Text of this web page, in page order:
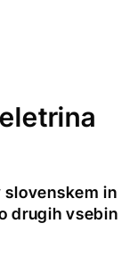
in
drugih vsebin